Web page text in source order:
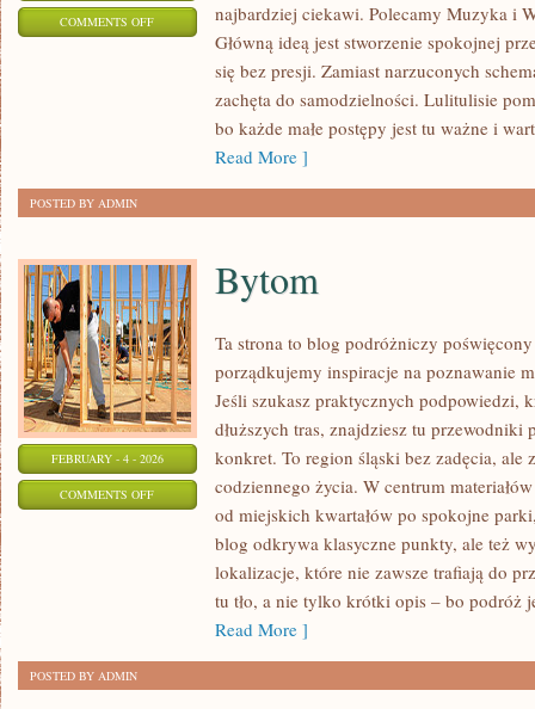
COMMENTS OFFON
MATEMATYKA
najbardziej ciekawi. Polecamy Muzyka i
Główną ideą jest stworzenie spokojnej
się bez presji. Zamiast narzuconych
zachęta do samodzielności. Lulitulisie
bo każde małe postępy jest tu ważne i
Read More ]
POSTED BY ADMIN
FEBRUARY - 4 - 2026
COMMENTS OFFON
Bytom
Ta strona to blog podróżniczy
porządkujemy inspiracje na poznawanie
Jeśli szukasz praktycznych podpowiedzi,
dłuższych tras, znajdziesz tu przewodniki
konkret. To region śląski bez zadęcia, ale
codziennego życia. W centrum
od miejskich kwartałów po spokojne
blog odkrywa klasyczne punkty, ale też
lokalizacje, które nie zawsze trafiają do
tu tło, a nie tylko krótki opis – bo podróż
Read More ]
POSTED BY ADMIN